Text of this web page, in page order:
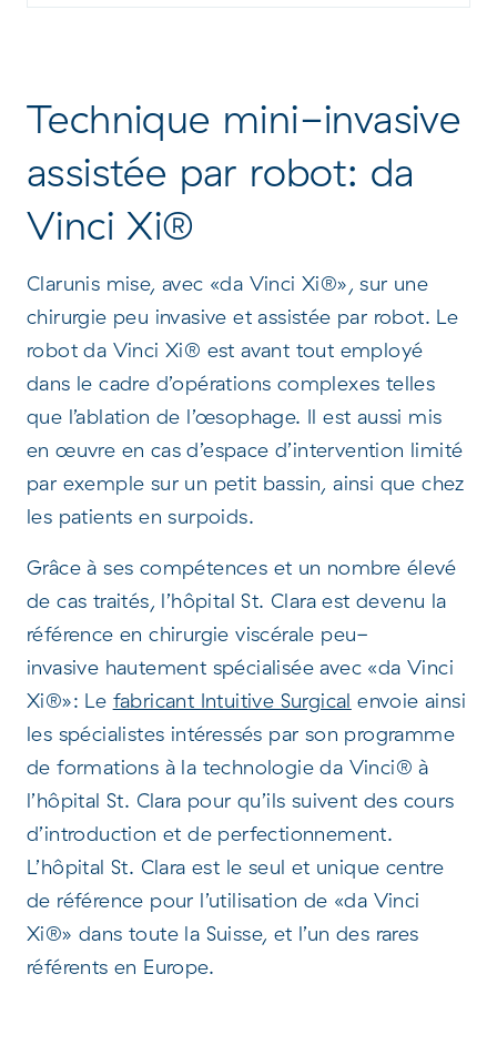
Technique mini-invasive
assistée par robot: da
Vinci Xi®
Clarunis mise, avec «da Vinci Xi®», sur une
chirurgie peu invasive et assistée par robot. Le
robot da Vinci Xi® est avant tout employé
dans le cadre d’opérations complexes telles
que l’ablation de l’œsophage. Il est aussi mis
en œuvre en cas d’espace d’intervention limité
par exemple sur un petit bassin, ainsi que chez
les patients en surpoids.
Grâce à ses compétences et un nombre élevé
de cas traités, l’hôpital St. Clara est devenu la
référence en chirurgie viscérale peu-
invasive hautement spécialisée avec «da Vinci
Xi®»: Le fabricant Intuitive Surgical envoie ainsi
les spécialistes intéressés par son programme
de formations à la technologie da Vinci® à
l’hôpital St. Clara pour qu’ils suivent des cours
d’introduction et de perfectionnement.
L’hôpital St. Clara est le seul et unique centre
de référence pour l’utilisation de «da Vinci
Xi®» dans toute la Suisse, et l’un des rares
référents en Europe.